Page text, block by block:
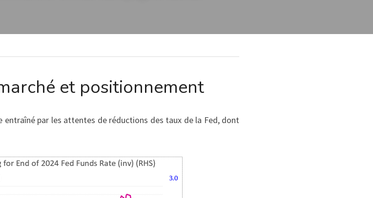
et positionnement
entraîné par les attentes de réductions des taux de la Fed, dont